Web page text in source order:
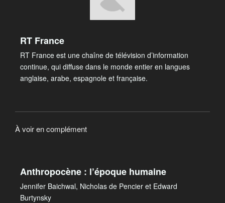
RT France
RT France est une chaîne de télévision d’information
continue, qui diffuse dans le monde entier en langues
anglaise, arabe, espagnole et française.
À voir en complément
Anthropocène : l’époque humaine
Jennifer Baichwal, Nicholas de Pencier et Edward
Burtynsky